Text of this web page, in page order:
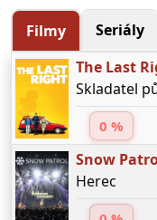
Filmy
Seriály
The Last
Skladatel
0 %
Snow
Herec